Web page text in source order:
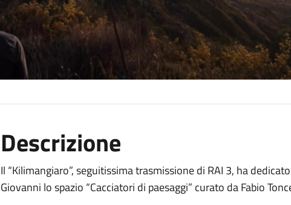
Descrizione
Il “Kilimangiaro”, seguitissima trasmissione di RAI 3, ha
Giovanni lo spazio “Cacciatori di paesaggi” curato da Fabio